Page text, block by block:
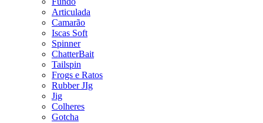
Articulada
Camarão
Iscas Soft
Spinner
ChatterBait
Tailspin
Frogs e Ratos
Rubber JIg
Jig
Colheres
Gotcha